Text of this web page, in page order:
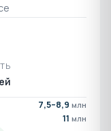
7,5–8,9 млн
11 млн